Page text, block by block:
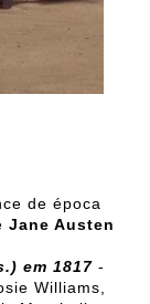
de época
Jane Austen
em 1817 -
Williams,